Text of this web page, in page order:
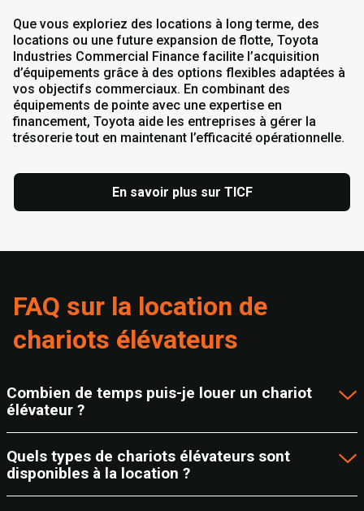
Que vous exploriez des locations à long terme, des
locations ou une future expansion de flotte, Toyota
Industries Commercial Finance facilite l’acquisition
d’équipements grâce à des options flexibles adaptées à
vos objectifs commerciaux. En combinant des
équipements de pointe avec une expertise en
financement, Toyota aide les entreprises à gérer la
trésorerie tout en maintenant l’efficacité opérationnelle.
En savoir plus sur TICF
FAQ sur la location de
chariots élévateurs
Combien de temps puis-je louer un chariot
élévateur ?
Quels types de chariots élévateurs sont
disponibles à la location ?